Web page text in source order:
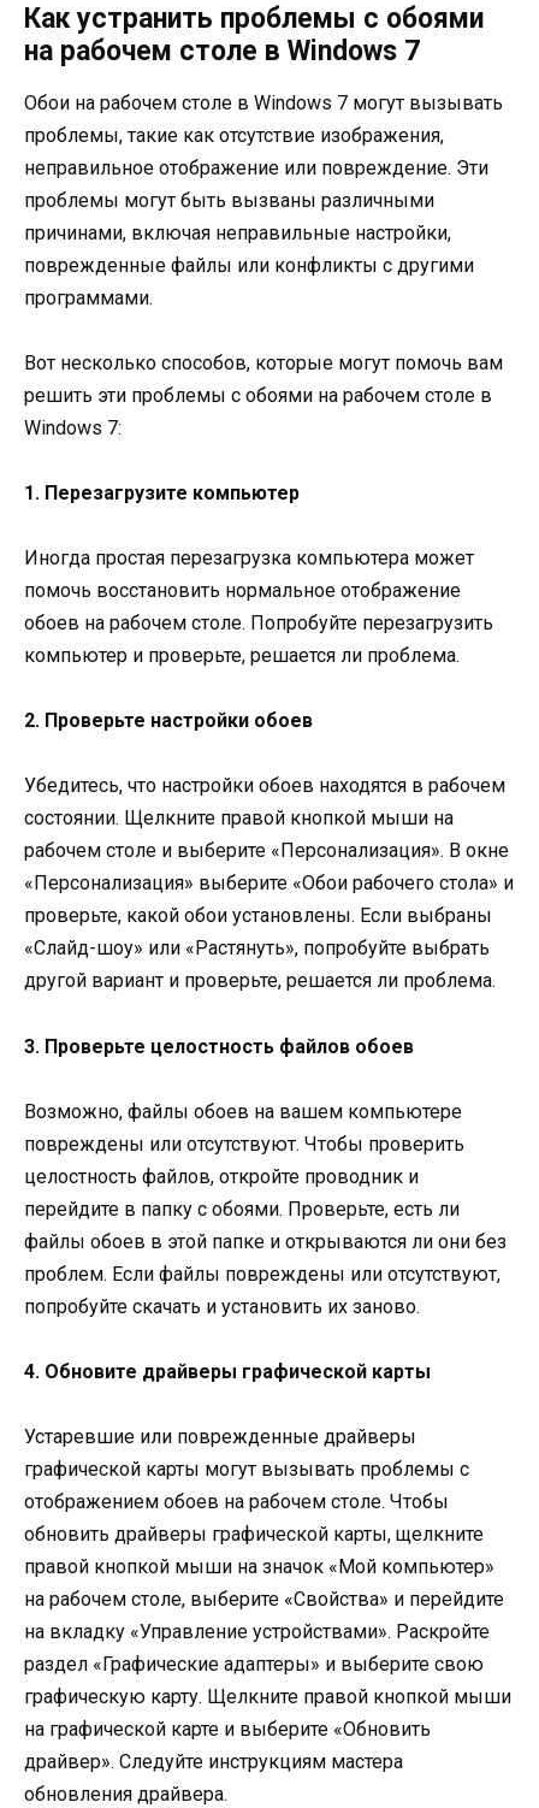
Как устранить проблемы с обоями
на рабочем столе в Windows 7
Обои на рабочем столе в Windows 7 могут вызывать
проблемы, такие как отсутствие изображения,
неправильное отображение или повреждение. Эти
проблемы могут быть вызваны различными
причинами, включая неправильные настройки,
поврежденные файлы или конфликты с другими
программами.
Вот несколько способов, которые могут помочь вам
решить эти проблемы с обоями на рабочем столе в
Windows 7:
1. Перезагрузите компьютер
Иногда простая перезагрузка компьютера может
помочь восстановить нормальное отображение
обоев на рабочем столе. Попробуйте перезагрузить
компьютер и проверьте, решается ли проблема.
2. Проверьте настройки обоев
Убедитесь, что настройки обоев находятся в рабочем
состоянии. Щелкните правой кнопкой мыши на
рабочем столе и выберите «Персонализация». В окне
«Персонализация» выберите «Обои рабочего стола» и
проверьте, какой обои установлены. Если выбраны
«Слайд-шоу» или «Растянуть», попробуйте выбрать
другой вариант и проверьте, решается ли проблема.
3. Проверьте целостность файлов обоев
Возможно, файлы обоев на вашем компьютере
повреждены или отсутствуют. Чтобы проверить
целостность файлов, откройте проводник и
перейдите в папку с обоями. Проверьте, есть ли
файлы обоев в этой папке и открываются ли они без
проблем. Если файлы повреждены или отсутствуют,
попробуйте скачать и установить их заново.
4. Обновите драйверы графической карты
Устаревшие или поврежденные драйверы
графической карты могут вызывать проблемы с
отображением обоев на рабочем столе. Чтобы
обновить драйверы графической карты, щелкните
правой кнопкой мыши на значок «Мой компьютер»
на рабочем столе, выберите «Свойства» и перейдите
на вкладку «Управление устройствами». Раскройте
раздел «Графические адаптеры» и выберите свою
графическую карту. Щелкните правой кнопкой мыши
на графической карте и выберите «Обновить
драйвер». Следуйте инструкциям мастера
обновления драйвера.